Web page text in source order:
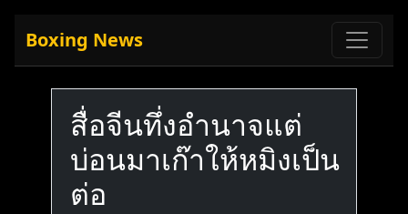
Boxing News
สื่อจีนทึ่งอำนาจแต่
บ่อนมาเก๊าให้หมิงเป็น
ต่อ